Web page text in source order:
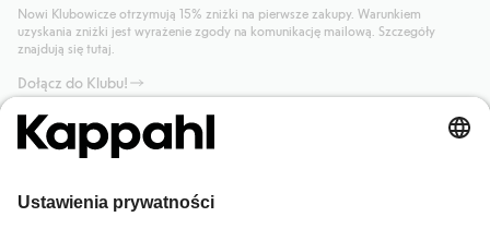
Nowi Klubowicze otrzymują 15% zniżki na pierwsze zakupy. Warunkiem
uzyskania zniżki jest wyrażenie zgody na komunikację mailową. Szczegóły
znajdują się tutaj.
Dołącz do Klubu!